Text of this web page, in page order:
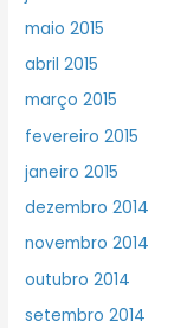
maio 2015
abril 2015
março 2015
fevereiro 2015
janeiro 2015
dezembro 2014
novembro 2014
outubro 2014
setembro 2014